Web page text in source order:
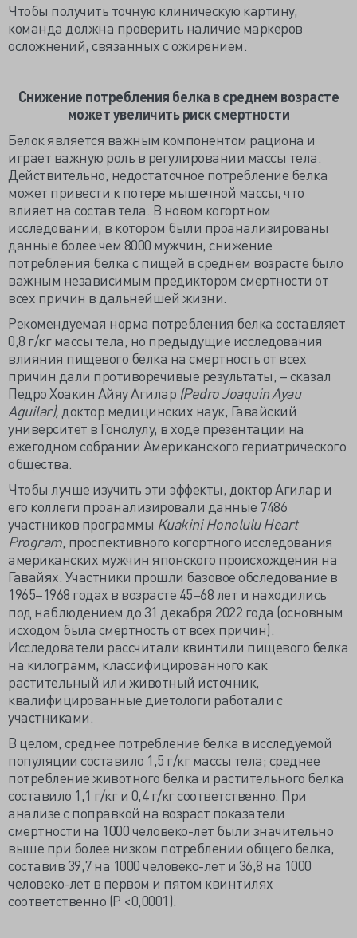
Чтобы получить точную клиническую картину,
команда должна проверить наличие маркеров
осложнений, связанных с ожирением.
Снижение потребления белка в среднем возрасте
может увеличить риск смертности
Белок является важным компонентом рациона и
играет важную роль в регулировании массы тела.
Действительно, недостаточное потребление белка
может привести к потере мышечной массы, что
влияет на состав тела. В новом когортном
исследовании, в котором были проанализированы
данные более чем 8000 мужчин, снижение
потребления белка с пищей в среднем возрасте было
важным независимым предиктором смертности от
всех причин в дальнейшей жизни.
Рекомендуемая норма потребления белка составляет
0,8 г/кг массы тела, но предыдущие исследования
влияния пищевого белка на смертность от всех
причин дали противоречивые результаты, – сказал
Педро Хоакин Айяу Агилар (Pedro Joaquin Ayau
Aguilar), доктор медицинских наук, Гавайский
университет в Гонолулу, в ходе презентации на
ежегодном собрании Американского гериатрического
общества.
Чтобы лучше изучить эти эффекты, доктор Агилар и
его коллеги проанализировали данные 7486
участников программы Kuakini Honolulu Heart
Program, проспективного когортного исследования
американских мужчин японского происхождения на
Гавайях. Участники прошли базовое обследование в
1965–1968 годах в возрасте 45–68 лет и находились
под наблюдением до 31 декабря 2022 года (основным
исходом была смертность от всех причин).
Исследователи рассчитали квинтили пищевого белка
на килограмм, классифицированного как
растительный или животный источник,
квалифицированные диетологи работали с
участниками.
В целом, среднее потребление белка в исследуемой
популяции составило 1,5 г/кг массы тела; среднее
потребление животного белка и растительного белка
составило 1,1 г/кг и 0,4 г/кг соответственно. При
анализе с поправкой на возраст показатели
смертности на 1000 человеко-лет были значительно
выше при более низком потреблении общего белка,
составив 39,7 на 1000 человеко-лет и 36,8 на 1000
человеко-лет в первом и пятом квинтилях
соответственно (P <0,0001).